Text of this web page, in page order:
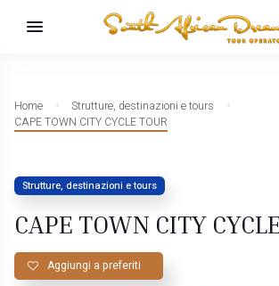
Home
Strutture, destinazioni e tours
CAPE TOWN CITY CYCLE TOUR
Strutture, destinazioni e tours
CAPE TOWN CITY
Aggiungi a preferiti